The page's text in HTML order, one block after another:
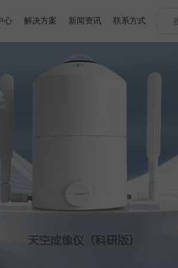
心 解决方案 新闻资讯 联系方式